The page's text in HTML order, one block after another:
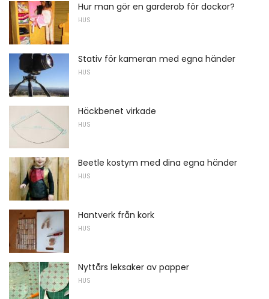
Hur man gör en garderob för dockor?
HUS
Stativ för kameran med egna händer
HUS
Häckbenet virkade
HUS
Beetle kostym med dina egna händer
HUS
Hantverk från kork
HUS
Nyttårs leksaker av papper
HUS